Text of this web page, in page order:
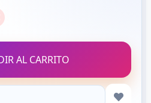
AL CARRITO